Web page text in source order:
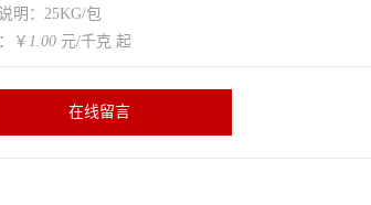
明：25KG/包
￥ 1.00 元/千克 起
在线留言